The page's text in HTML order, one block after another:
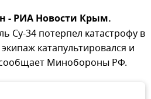
- РИА Новости Крым.
Су-34 потерпел катастрофу в
катапультировался и
Минобороны РФ.